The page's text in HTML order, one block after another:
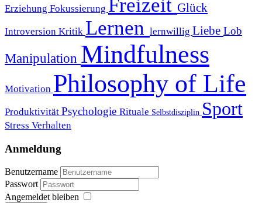
Erziehung Fokussierung Freizeit Glück
Introversion Kritik Lernen lernwillig Liebe Lob
Manipulation Mindfulness
Motivation Philosophy of Life
Produktivität Psychologie Rituale Selbstdisziplin Sport
Stress Verhalten
Anmeldung
Benutzername
Passwort
Angemeldet bleiben